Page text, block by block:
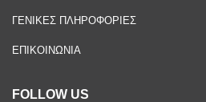
ΓΕΝΙΚΕΣ ΠΛΗΡΟΦΟΡΙΕΣ
ΕΠΙΚΟΙΝΩΝΙΑ
FOLLOW US